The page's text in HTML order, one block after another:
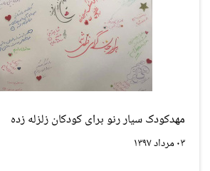
مهدکودک سیار رنو برای کودکان زلزله زده
۰۳ مرداد ۱۳۹۷